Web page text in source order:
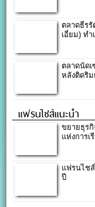
ตลาดธีร
เอี่ยม) ท
ตลาดนัด
หลังติดริ
แฟรนไชส์แนะนำ
ขยายธุรกิ
แห่งการเ
แฟรนไช
ปี